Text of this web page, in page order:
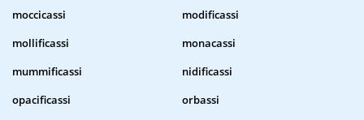
moccicassi
modificassi
mollificassi
monacassi
mummificassi
nidificassi
opacificassi
orbassi